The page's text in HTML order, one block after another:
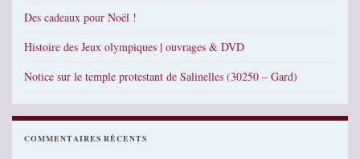
Des cadeaux pour Noël !
Histoire des Jeux olympiques | ouvrages & DVD
Notice sur le temple protestant de Salinelles (30250 – Gard)
COMMENTAIRES RÉCENTS